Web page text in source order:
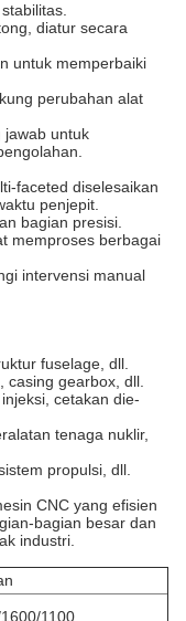
diatur secara
untuk memperbaiki
perubahan alat
jawab untuk
faceted diselesaikan
penjepit.
bagian presisi.
memproses berbagai
intervensi manual
fuselage, dll.
casing gearbox, dll.
cetakan die-
tenaga nuklir,
propulsi, dll.
CNC yang efisien
bagian besar dan
industri.
1100